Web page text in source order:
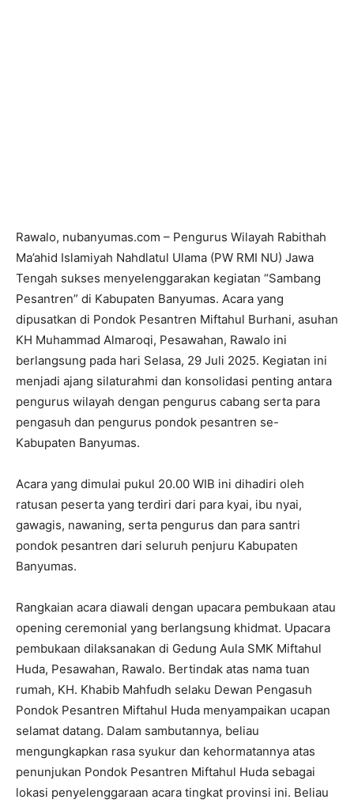
Rawalo, nubanyumas.com – Pengurus Wilayah Rabithah
Ma’ahid Islamiyah Nahdlatul Ulama (PW RMI NU) Jawa
Tengah sukses menyelenggarakan kegiatan “Sambang
Pesantren” di Kabupaten Banyumas. Acara yang
dipusatkan di Pondok Pesantren Miftahul Burhani, asuhan
KH Muhammad Almaroqi, Pesawahan, Rawalo ini
berlangsung pada hari Selasa, 29 Juli 2025. Kegiatan ini
menjadi ajang silaturahmi dan konsolidasi penting antara
pengurus wilayah dengan pengurus cabang serta para
pengasuh dan pengurus pondok pesantren se-
Kabupaten Banyumas.
Acara yang dimulai pukul 20.00 WIB ini dihadiri oleh
ratusan peserta yang terdiri dari para kyai, ibu nyai,
gawagis, nawaning, serta pengurus dan para santri
pondok pesantren dari seluruh penjuru Kabupaten
Banyumas.
Rangkaian acara diawali dengan upacara pembukaan atau
opening ceremonial yang berlangsung khidmat. Upacara
pembukaan dilaksanakan di Gedung Aula SMK Miftahul
Huda, Pesawahan, Rawalo. Bertindak atas nama tuan
rumah, KH. Khabib Mahfudh selaku Dewan Pengasuh
Pondok Pesantren Miftahul Huda menyampaikan ucapan
selamat datang. Dalam sambutannya, beliau
mengungkapkan rasa syukur dan kehormatannya atas
penunjukan Pondok Pesantren Miftahul Huda sebagai
lokasi penyelenggaraan acara tingkat provinsi ini. Beliau